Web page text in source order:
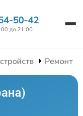
50-42
до 21:00
Ремонт